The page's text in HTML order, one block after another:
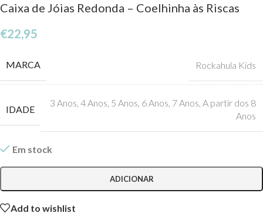
Caixa de Jóias Redonda – Coelhinha às Riscas
€22,95
MARCA Rockahula Kids
IDADE
3 Anos, 4 Anos, 5 Anos, 6 Anos, 7 Anos, A partir dos 8
Anos
Em stock
ADICIONAR
Add to wishlist